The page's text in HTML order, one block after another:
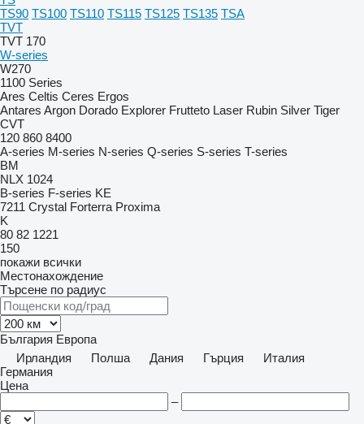
TS90 TS100 TS110 TS115 TS125 TS135 TSA
TVT
TVT 170
W-series
W270
1100 Series
Ares Celtis Ceres Ergos
Antares Argon Dorado Explorer Frutteto Laser Rubin Silver Tiger
CVT
120 860 8400
A-series M-series N-series Q-series S-series T-series
BM
NLX 1024
B-series F-series KE
7211 Crystal Forterra Proxima
K
80 82 1221
150
покажи всички
Местонахождение
Търсене по радиус
България Европа
Ирландия
Полша Дания Гърция
Италия
Германия
Цена
–